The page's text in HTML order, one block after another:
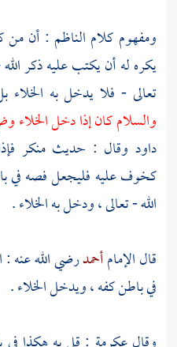
ومفهوم كلام الناظم : أن من
يكره له أن يكتب عليه ذكر
تعالى - فلا يدخل به
والسلام كان إذا دخل الخلاء
داود وقال : حديث منكر
كخوف عليه فليجعل فصه في
الله - تعالى ، ودخل به الخلاء .
قال الإمامأحمدرضي الله عنه :
في باطن كفه ، ويدخل الخلاء .